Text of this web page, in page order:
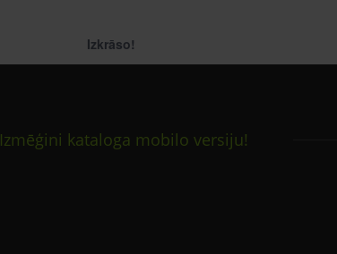
Izkrāso!
Izmēģini kataloga mobilo versiju!